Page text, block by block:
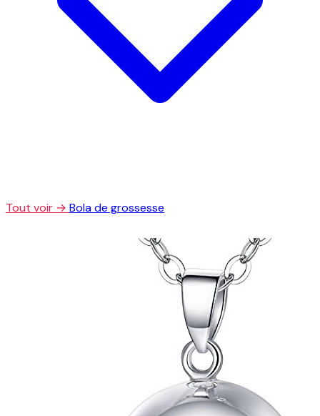
Tout voir → Bola de grossesse